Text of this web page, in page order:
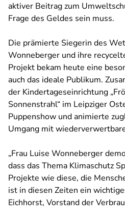
aktiver Beitrag zum
Frage des Geldes sein muss.
Die prämierte Siegerin des
Wonneberger und ihre
Projekt bekam heute eine
auch das ideale Publikum.
der Kindertageseinrichtung
Sonnenstrahl“ im Leipziger
Puppenshow und animierte
Umgang mit
„Frau Luise Wonneberger
dass das Thema Klimaschutz
Projekte wie diese, die
ist in diesen Zeiten ein
Eichhorst, Vorstand der